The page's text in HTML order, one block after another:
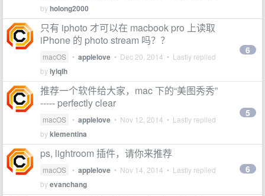
byholong2000
只有 iphoto 才可以在 macbook pro 上读取
iPhone 的 photo stream 吗？？
macOS • applelove • Dec 20, 2014 • Lastly replied
bylylqlh
6
推荐一个软件给大家，mac 下的“美图秀秀”
----- perfectly clear
macOS • applelove • Nov 12, 2014 • Lastly replied
byklementina
5
ps, lightroom 插件，请你来推荐
macOS • applelove • Nov 14, 2014 • Lastly replied
byevanchang
6